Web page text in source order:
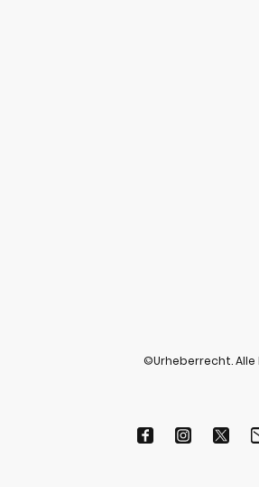
©Urheberrecht.